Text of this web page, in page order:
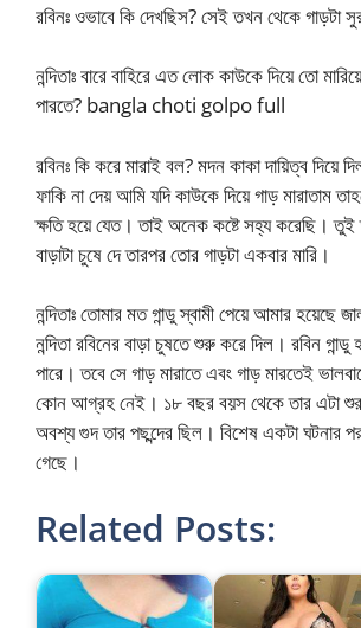
রবিনঃ ওভাবে কি দেখছিস? সেই তখন থেকে গাড়টা
নন্দিতাঃ বারে বাহিরে এত লোক কাউকে দিয়ে তো
পারতে? bangla choti golpo full
রবিনঃ কি করে মারাই বল? মদন কাকা দায়িত্ব দিয়ে
ফাকি না দেয় আমি যদি কাউকে দিয়ে গাড় মারাতাম
ক্ষতি হয়ে যেত। তাই অনেক কষ্টে সহ্য করেছি। তুই
বাড়াটা চুষে দে তারপর তোর গাড়টা একবার মারি।
নন্দিতাঃ তোমার মত গান্ডু স্বামী পেয়ে আমার হয়েছে
নন্দিতা রবিনের বাড়া চুষতে শুরু করে দিল। রবিন
পারে। তবে সে গাড় মারাতে এবং গাড় মারতেই
কোন আগ্রহ নেই। ১৮ বছর বয়স থেকে তার এটা
অবশ্য গুদ তার পছন্দের ছিল। বিশেষ একটা ঘটনার
গেছে।
Related Posts: